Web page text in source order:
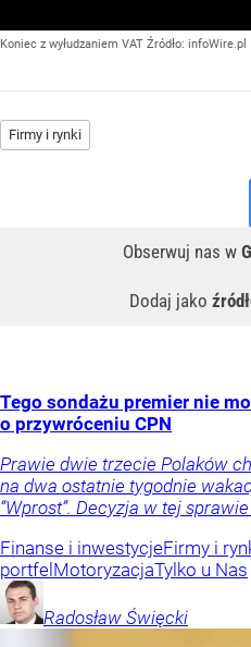
Koniec z wyłudzaniem VAT Źródło: infoWire.pl
Firmy i rynki
Obserwuj nas w
Dodaj jako
Tego sondażu premier nie
o przywróceniu CPN
Prawie dwie trzecie Polaków
na dwa ostatnie tygodnie
“Wprost”. Decyzja w tej
Finanse i inwestycjeFirmy i
portfel MotoryzacjaTylko u Nas
Radosław Święcki